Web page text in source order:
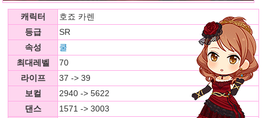
캐릭터
호죠 카렌
등급
SR
속성
쿨
최대레벨
70
라이프
37 -> 39
보컬
2940 -> 5622
댄스
1571 -> 3003